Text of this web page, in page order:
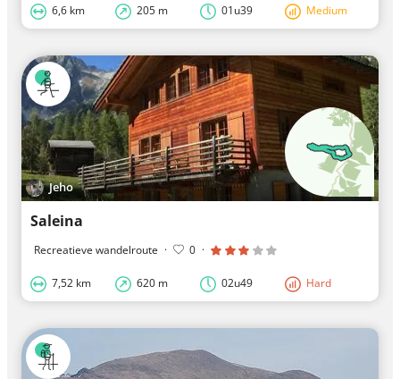
6,6 km 205 m 01u39 Medium
Jeho
Saleina
Recreatieve wandelroute · 0 ·
7,52 km 620 m 02u49 Hard